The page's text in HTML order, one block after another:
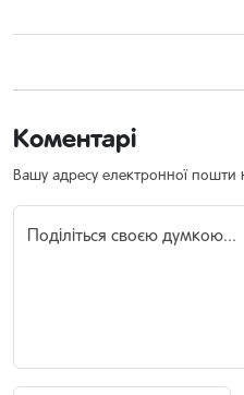
Коментарі
Вашу адресу електронної пошти
Поділіться своєю думкою...